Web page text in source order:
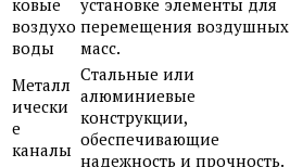
воздухо
воды
перемещения воздушных
масс.
Металл
ически
е
каналы
Стальные или
алюминиевые
конструкции,
обеспечивающие
надежность и прочность.